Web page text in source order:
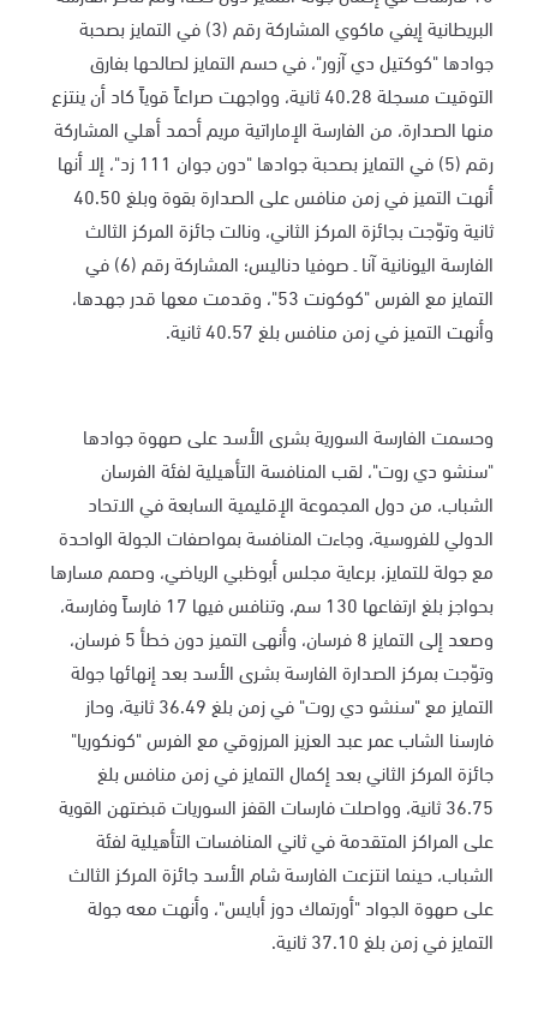
البريطانية إيفي ماكوي المشاركة رقم (3) في التمايز بصحبة
جوادها "كوكتيل دي آزور"، في حسم التمايز لصالحها بفارق
التوقيت مسجلة 40.28 ثانية، وواجهت صراعاً قوياً كاد أن ينتزع
منها الصدارة، من الفارسة الإماراتية مريم أحمد أهلي المشاركة
رقم (5) في التمايز بصحبة جوادها "دون جوان 111 زد"، إلا أنها
أنهت التميز في زمن منافس على الصدارة بقوة وبلغ 40.50
ثانية وتوّجت بجائزة المركز الثاني، ونالت جائزة المركز الثالث
الفارسة اليونانية آنا ـ صوفيا دناليس؛ المشاركة رقم (6) في
التمايز مع الفرس "كوكونت 53"، وقدمت معها قدر جهدها،
وأنهت التميز في زمن منافس بلغ 40.57 ثانية.
وحسمت الفارسة السورية بشرى الأسد على صهوة جوادها
"سنشو دي روت"، لقب المنافسة التأهيلية لفئة الفرسان
الشباب، من دول المجموعة الإقليمية السابعة في الاتحاد
الدولي للفروسية، وجاءت المنافسة بمواصفات الجولة الواحدة
مع جولة للتمايز، برعاية مجلس أبوظبي الرياضي، وصمم مسارها
بحواجز بلغ ارتفاعها 130 سم، وتنافس فيها 17 فارساً وفارسة،
وصعد إلى التمايز 8 فرسان، وأنهى التميز دون خطأ 5 فرسان،
وتوّجت بمركز الصدارة الفارسة بشرى الأسد بعد إنهائها جولة
التمايز مع "سنشو دي روت" في زمن بلغ 36.49 ثانية، وحاز
فارسنا الشاب عمر عبد العزيز المرزوقي مع الفرس "كونكوريا"
جائزة المركز الثاني بعد إكمال التمايز في زمن منافس بلغ
36.75 ثانية، وواصلت فارسات القفز السوريات قبضتهن القوية
على المراكز المتقدمة في ثاني المنافسات التأهيلية لفئة
الشباب، حينما انتزعت الفارسة شام الأسد جائزة المركز الثالث
على صهوة الجواد "أورتماك دوز أبايس"، وأنهت معه جولة
التمايز في زمن بلغ 37.10 ثانية.